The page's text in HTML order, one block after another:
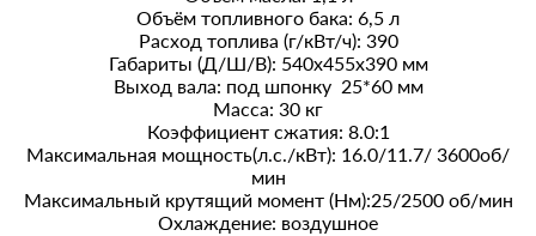
Объём топливного бака: 6,5 л
Расход топлива (г/кВт/ч): 390
Габариты (Д/Ш/В): 540x455x390 мм
Выход вала: под шпонку 25*60 мм
Масса: 30 кг
Коэффициент сжатия: 8.0:1
Максимальная мощность(л.с./кВт): 16.0/11.7/ 3600об/
мин
Максимальный крутящий момент (Нм):25/2500 об/мин
Охлаждение: воздушное